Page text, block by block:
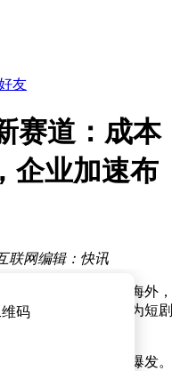
友
赛道：成本
企业加速布
联网编辑：快讯
业纷纷将目光投向海外，
智能技术的崛起，为短剧
的新引擎。
企业近期迎来业务爆发。